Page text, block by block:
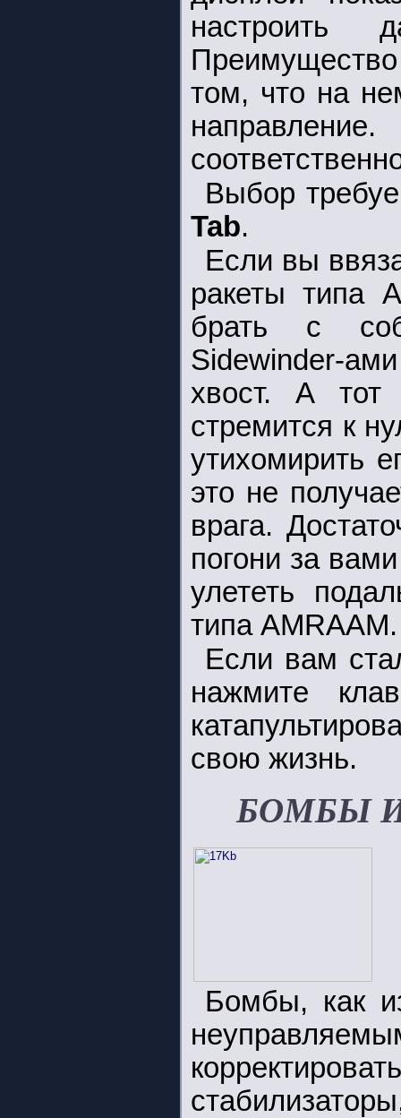
настроить
том, что на
Выбор
Tab.
Если вы
ракеты типа
брать с
Sidewinder-
хвост. А тот
стремится к
утихомирить
это не
врага.
погони за
улететь
типа AMRAAM.
Если вам
нажмите
свою жизнь.
БОМБЫ
Бомбы, как